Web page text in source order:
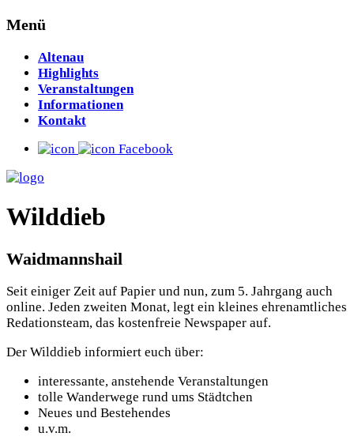
Menü
Altenau
Highlights
Veranstaltungen
Informationen
Kontakt
Facebook
Wilddieb
Waidmannshail
Seit einiger Zeit auf Papier und nun, zum 5. Jahrgang auch
online. Jeden zweiten Monat, legt ein kleines ehrenamtliches
Redationsteam, das kostenfreie Newspaper auf.
Der Wilddieb informiert euch über:
interessante, anstehende Veranstaltungen
tolle Wanderwege rund ums Städtchen
Neues und Bestehendes
u.v.m.